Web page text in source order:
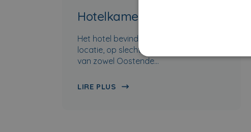
Hotelkamer Jabbeke
Het hotel bevindt zich op een gunstige
locatie, op slechts 15 minuten afstand
van zowel Oostende…
LIRE PLUS